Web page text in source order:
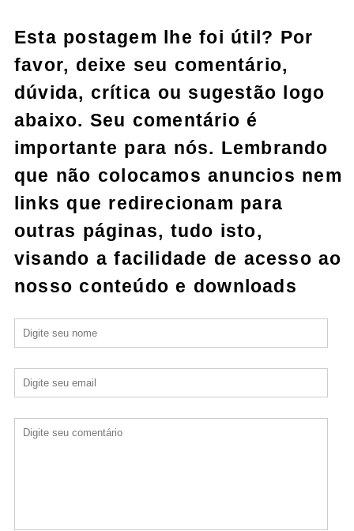
Esta postagem lhe foi útil? Por
favor, deixe seu comentário,
dúvida, crítica ou sugestão logo
abaixo. Seu comentário é
importante para nós. Lembrando
que não colocamos anuncios nem
links que redirecionam para
outras páginas, tudo isto,
visando a facilidade de acesso ao
nosso conteúdo e downloads